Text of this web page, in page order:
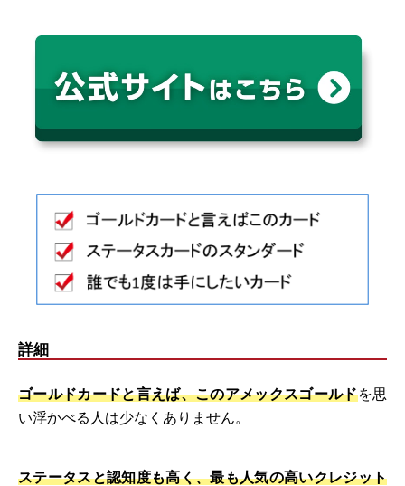
詳細
ゴールドカードと言えば、このアメックスゴールドを思
い浮かべる人は少なくありません。
ステータスと認知度も高く、最も人気の高いクレジット